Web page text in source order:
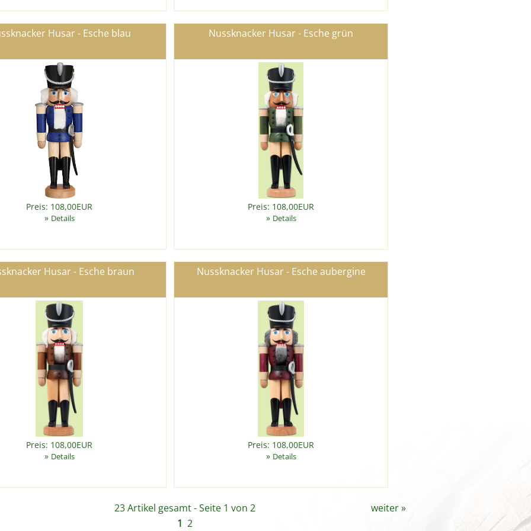
Husar - Esche blau
Preis: 108,00EUR
» Details
Nussknacker Husar - Esche grün
Preis: 108,00EUR
» Details
Husar - Esche braun
Preis: 108,00EUR
» Details
Nussknacker Husar - Esche aubergine
Preis: 108,00EUR
» Details
23 Artikel gesamt - Seite 1 von 2 weiter»
1 2